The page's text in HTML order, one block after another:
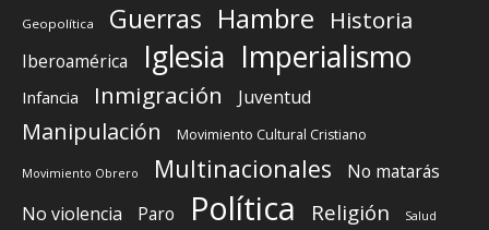
Geopolítica Guerras Hambre Historia
Iberoamérica Iglesia Imperialismo
Infancia Inmigración Juventud
Manipulación Movimiento Cultural Cristiano
Movimiento Obrero Multinacionales
No matarás
No violencia
Paro Política Religión Salud